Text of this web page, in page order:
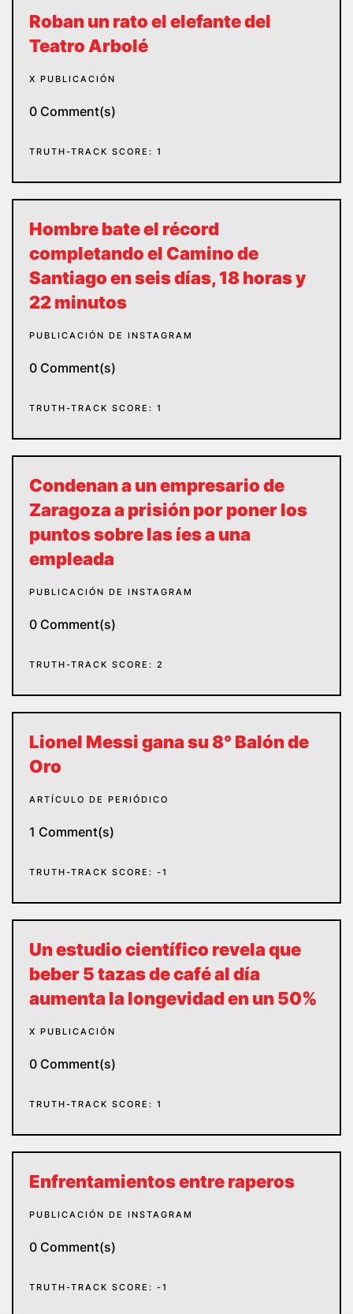
Roban un rato el elefante del
Teatro Arbolé
X PUBLICACIÓN
0 Comment(s)
TRUTH-TRACK SCORE: 1
Hombre bate el récord
completando el Camino de
Santiago en seis días, 18 horas y
22 minutos
PUBLICACIÓN DE INSTAGRAM
0 Comment(s)
TRUTH-TRACK SCORE: 1
Condenan a un empresario de
Zaragoza a prisión por poner los
puntos sobre las íes a una
empleada
PUBLICACIÓN DE INSTAGRAM
0 Comment(s)
TRUTH-TRACK SCORE: 2
Lionel Messi gana su 8° Balón de
Oro
ARTÍCULO DE PERIÓDICO
1 Comment(s)
TRUTH-TRACK SCORE: -1
Un estudio científico revela que
beber 5 tazas de café al día
aumenta la longevidad en un 50%
X PUBLICACIÓN
0 Comment(s)
TRUTH-TRACK SCORE: 1
Enfrentamientos entre raperos
PUBLICACIÓN DE INSTAGRAM
0 Comment(s)
TRUTH-TRACK SCORE: -1